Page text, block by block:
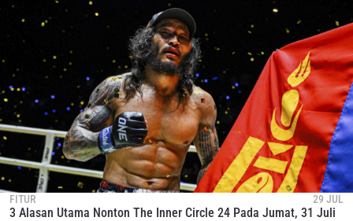
FITUR 29 JUL
3 Alasan Utama Nonton The Inner Circle 24 Pada Jumat, 31 Juli